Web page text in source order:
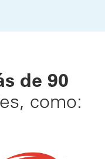
de 90
como: